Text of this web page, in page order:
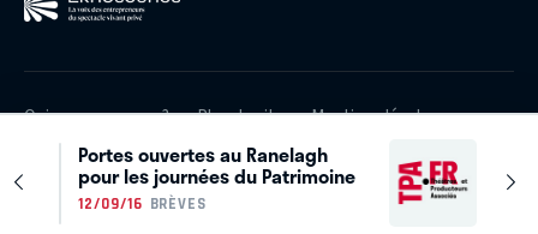
© 2026 Théâtres et Producteurs Associés
Qui sommes-nous ? Plan du site
Mentions légales
Contact
Portes ouvertes au Ranelagh
pour les journées du Patrimoine
12/09/16 BRÈVES